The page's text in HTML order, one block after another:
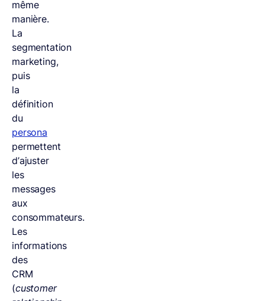
même
manière.
La
segmentation
marketing,
puis
la
définition
du
persona
permettent
d’ajuster
les
messages
aux
consommateurs.
Les
informations
des
CRM
(customer